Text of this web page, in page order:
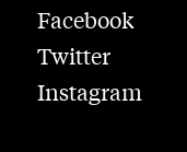
Facebook
Twitter
Instagram